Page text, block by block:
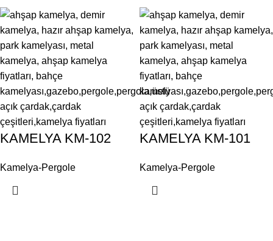
KAMELYA KM-102
Kamelya-Pergole
KAMELYA KM-101
Kamelya-Pergole